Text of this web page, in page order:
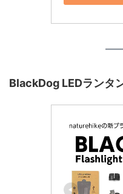
BlackDog LEDランタ